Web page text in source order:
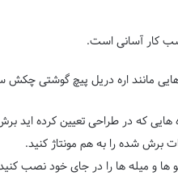
کار آسانی است.
هایی مانند اره دریل پیچ
هایی که در طراحی تعیین کرده اید
برش شده را به هم مونتاژ کنید.
و میله ها را در جای خود نصب